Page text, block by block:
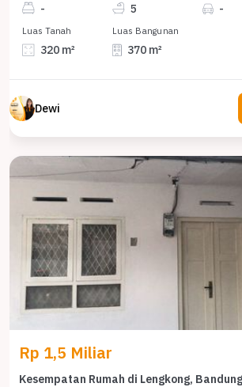
- 5 -
Luas Tanah
320 m²
Luas Bangunan
370 m²
Dewi
Rp 1,5 Miliar